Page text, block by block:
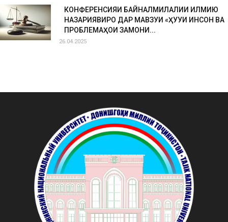
КОНФЕРЕНСИЯИ БАЙНАЛМИЛАЛИИ ИЛМИЮ
НАЗАРИЯВИРО ДАР МАВЗУИ «ҲУҚУҚИ ИНСОН ВА
ПРОБЛЕМАҲОИ ЗАМОНИ...
26.04.2025